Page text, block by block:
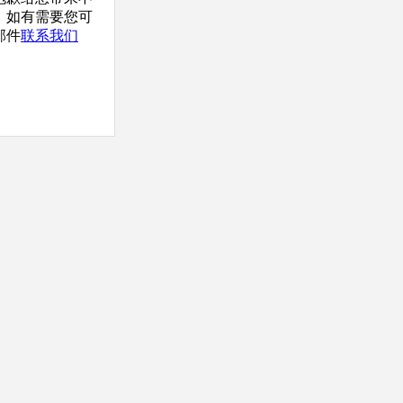
如有需要您可
件联系我们